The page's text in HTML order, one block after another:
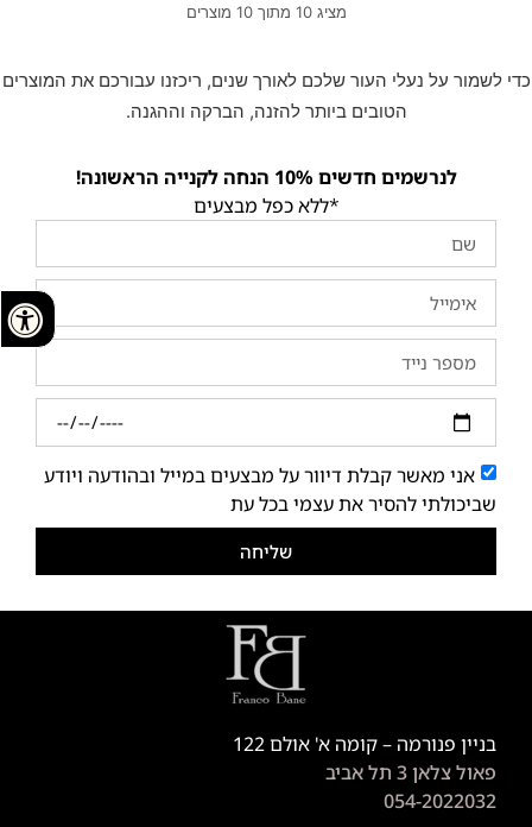
מציג 10 מתוך 10 מוצרים
כדי לשמור על נעלי העור שלכם לאורך שנים, ריכזנו עבורכם את המוצרים
הטובים ביותר להזנה, הברקה וההגנה.
לנרשמים חדשים 10% הנחה לקנייה הראשונה!
*ללא כפל מבצעים
אני מאשר קבלת דיוור על מבצעים במייל ובהודעה ויודע
שביכולתי להסיר את עצמי בכל עת
שליחה
בניין פנורמה – קומה א' אולם 122
פאול צלאן 3 תל אביב
054-2022032